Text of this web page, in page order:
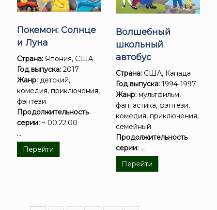
Покемон: Солнце
и Луна
Страна: Япония, США
Год выпуска: 2017
Жанр: детский,
комедия, приключения,
фэнтези
Продолжительность
серии: ~ 00:22:00
...
Перейти
Волшебный
школьный
автобус
Страна: США, Канада
Год выпуска: 1994-1997
Жанр: мультфильм,
фантастика, фэнтези,
комедия, приключения,
семейный
Продолжительность
серии: ...
Перейти